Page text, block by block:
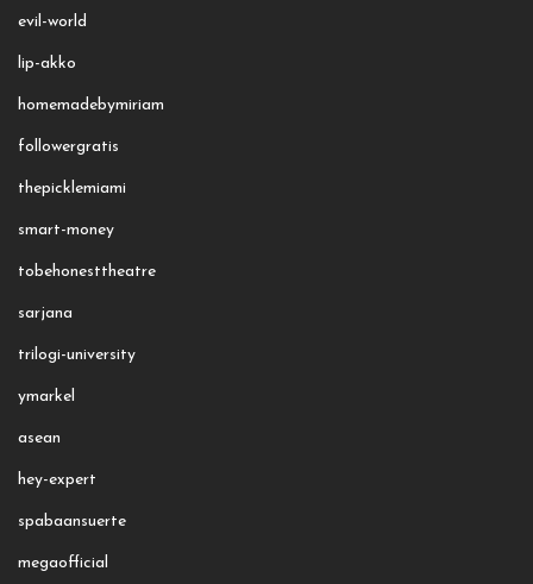
evil-world
lip-akko
homemadebymiriam
followergratis
thepicklemiami
smart-money
tobehonesttheatre
sarjana
trilogi-university
ymarkel
asean
hey-expert
spabaansuerte
megaofficial